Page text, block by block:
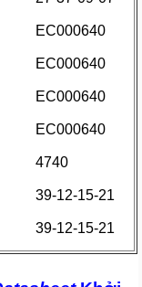
EC000640
EC000640
EC000640
EC000640
4740
39-12-15-21
39-12-15-21